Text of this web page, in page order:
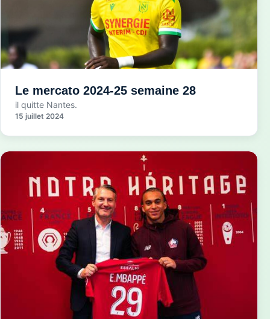
Le mercato 2024-25 semaine 28
il quitte Nantes.
15 juillet 2024